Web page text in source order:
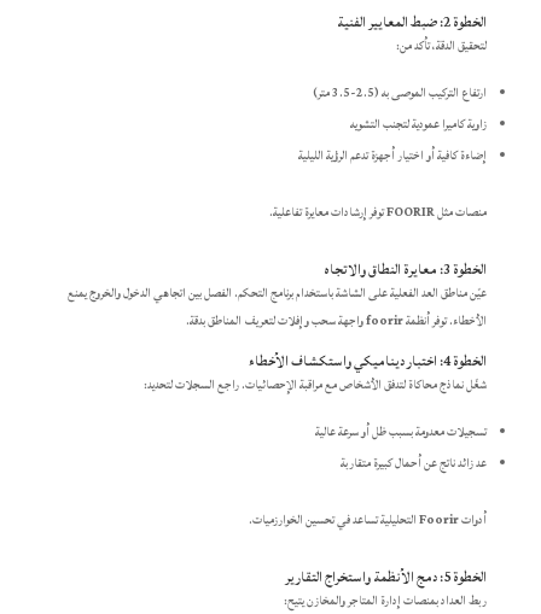
الخطوة 2: ضبط المعايير الفنية
لتحقيق الدقة، تأكد من:
ارتفاع التركيب الموصى به (2.5-3.5 متر)
زاوية كاميرا عمودية لتجنب التشويه
إضاءة كافية أو اختيار أجهزة تدعم الرؤية الليلية
منصات مثلFOORIRتوفر إرشادات معايرة تفاعلية.
الخطوة 3: معايرة النطاق والاتجاه
عيّن مناطق العد الفعلية على الشاشة باستخدام برنامج التحكم. الفصل بين اتجاهي الدخول والخروج يمنع
الأخطاء. توفر أنظمةfoorirواجهة سحب وإفلات لتعريف المناطق بدقة.
الخطوة 4: اختبار ديناميكي واستكشاف الأخطاء
شغّل نماذج محاكاة لتدفق الأشخاص مع مراقبة الإحصائيات. راجع السجلات لتحديد:
تسجيلات معدومة بسبب ظل أو سرعة عالية
عد زائد ناتج عن أحمال كبيرة متقاربة
أدواتFoorirالتحليلية تساعد في تحسين الخوارزميات.
الخطوة 5: دمج الأنظمة واستخراج التقارير
ربط العداد بمنصات إدارة المتاجر والمخازن يتيح: